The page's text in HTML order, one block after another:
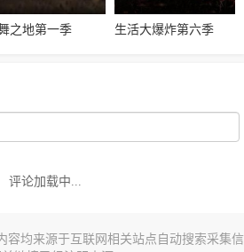
之地第一季 生活大爆炸第六季
评论加载中...
容均来源于互联网相关站点自动搜索采集信